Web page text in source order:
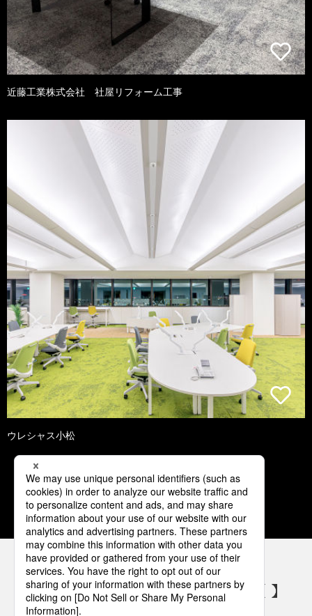
近藤工業株式会社 社屋リフォーム工事
ウレシャス小松
1 2 3 4 5
パナソニックの電気設備 SNSアカウント